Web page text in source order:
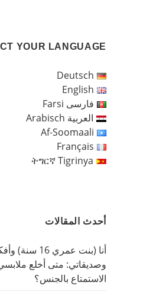
YOUR LANGUAGE
Deutsch
English
فارسی Farsi
العربية Arabisch
Af-Soomaali
Français
ትግርኛ Tigrinya
أحدث المقالات
أنا (بنت عمري 16
وصديقاتي: متى أخلع
الاستمتاع بالجنس؟